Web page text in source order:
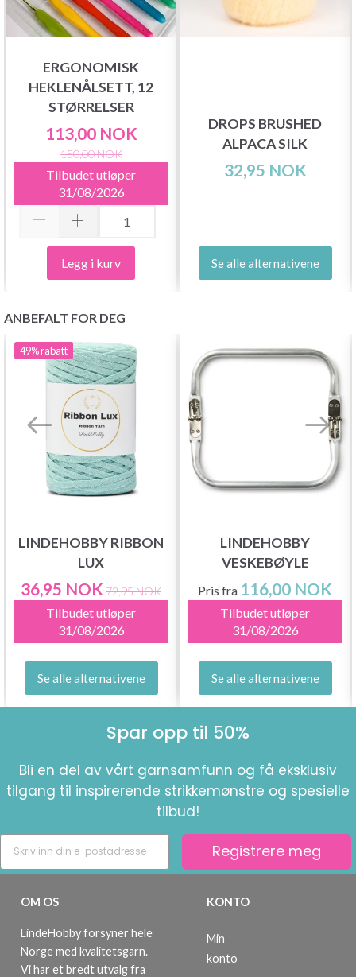
ERGONOMISK
HEKLENÅLSETT, 12
STØRRELSER
113,00 NOK
150,00 NOK
Tilbudet utløper
31/08/2026
Legg i kurv
DROPS BRUSHED
ALPACA SILK
32,95 NOK
Se alle alternativene
ANBEFALT FOR DEG
49%rabatt
LINDEHOBBY RIBBON
LUX
36,95 NOK 72,95 NOK
Tilbudet utløper
31/08/2026
Se alle alternativene
LINDEHOBBY
VESKEBØYLE
Pris fra 116,00 NOK
Tilbudet utløper
31/08/2026
Se alle alternativene
Spar opp til 50%
Bli en del av vårt garnsamfunn og få eksklusiv
tilgang til inspirerende strikkemønstre og spesielle
tilbud!
Registrere meg
OM OS
LindeHobby forsyner hele
Norge med kvalitetsgarn.
Vi har et bredt utvalg fra
KONTO
Min
konto